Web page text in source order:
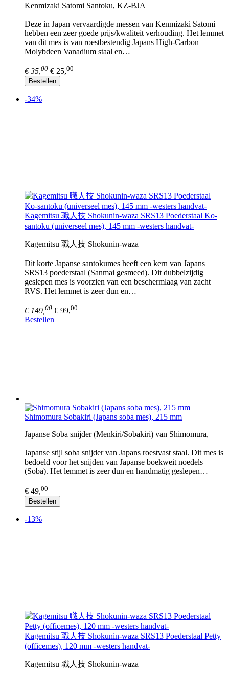
Kenmizaki Satomi Santoku, KZ-BJA
Deze in Japan vervaardigde messen van Kenmizaki Satomi
hebben een zeer goede prijs/kwaliteit verhouding. Het lemmet
van dit mes is van roestbestendig Japans High-Carbon
Molybdeen Vanadium staal en…
€ 35, 00 € 25,00
Bestellen
-34%
Kagemitsu 職人技 Shokunin-waza SRS13 Poederstaal Ko-
santoku (universeel mes), 145 mm -westers handvat-
Kagemitsu 職人技 Shokunin-waza
Dit korte Japanse santokumes heeft een kern van Japans
SRS13 poederstaal (Sanmai gesmeed). Dit dubbelzijdig
geslepen mes is voorzien van een beschermlaag van zacht
RVS. Het lemmet is zeer dun en…
€ 149,00 € 99,00
Bestellen
Shimomura Sobakiri (Japans soba mes), 215 mm
Japanse Soba snijder (Menkiri/Sobakiri) van Shimomura,
Japanse stijl soba snijder van Japans roestvast staal. Dit mes is
bedoeld voor het snijden van Japanse boekweit noedels
(Soba). Het lemmet is zeer dun en handmatig geslepen…
€ 49,00
Bestellen
-13%
Kagemitsu 職人技 Shokunin-waza SRS13 Poederstaal Petty
(officemes), 120 mm -westers handvat-
Kagemitsu 職人技 Shokunin-waza